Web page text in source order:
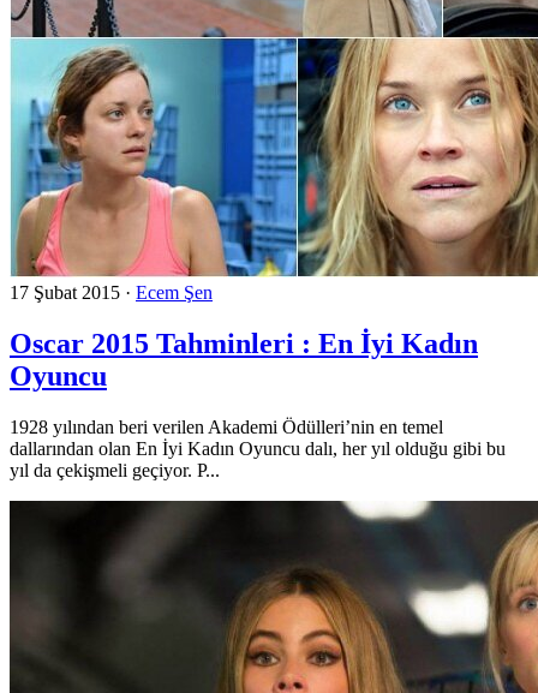
17 Şubat 2015 · Ecem Şen
Oscar 2015 Tahminleri : En İyi Kadın
Oyuncu
1928 yılından beri verilen Akademi Ödülleri’nin en temel
dallarından olan En İyi Kadın Oyuncu dalı, her yıl olduğu gibi bu
yıl da çekişmeli geçiyor. P...